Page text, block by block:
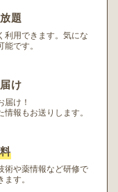
題
用できます。 気にな
です。
け
届け！
報もお送りします。
術や薬情報など研修で
す。